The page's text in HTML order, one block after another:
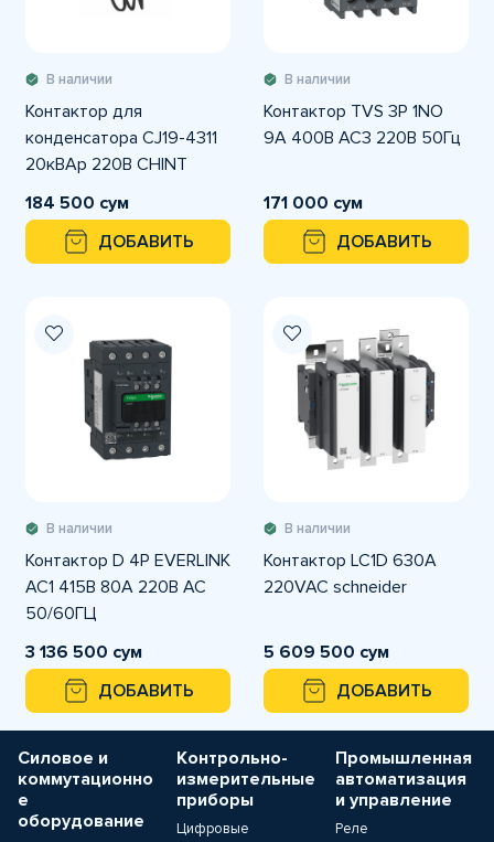
В наличии
Контактор для
конденсатора CJ19-4311
20кВАр 220В CHINT
184 500 сум
ДОБАВИТЬ
В наличии
Контактор TVS 3P 1NO
9А 400В AC3 220В 50Гц
171 000 сум
ДОБАВИТЬ
В наличии
Контактор D 4P EVERLINK
AC1 415В 80A 220В AC
50/60ГЦ
3 136 500 сум
ДОБАВИТЬ
В наличии
Контактор LC1D 630A
220VAC schneider
5 609 500 сум
ДОБАВИТЬ
Силовое и
коммутационно
е
оборудование
Контрольно-
измерительные
приборы
Цифровые
Промышленная
автоматизация
и управление
Реле